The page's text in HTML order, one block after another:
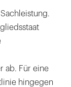
ab. Für eine
hingegen